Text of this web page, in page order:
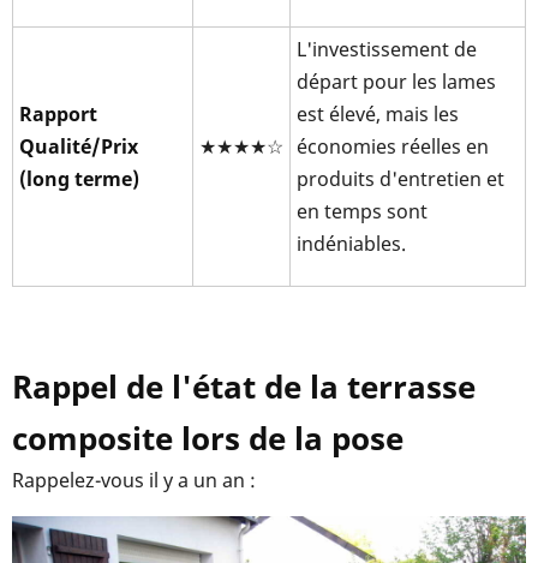
Rapport
Qualité/Prix
(long terme)
★★★★☆
L'investissement de
départ pour les lames
est élevé, mais les
économies réelles en
produits d'entretien et
en temps sont
indéniables.
Rappel de l'état de la terrasse
composite lors de la pose
Rappelez-vous il y a un an :